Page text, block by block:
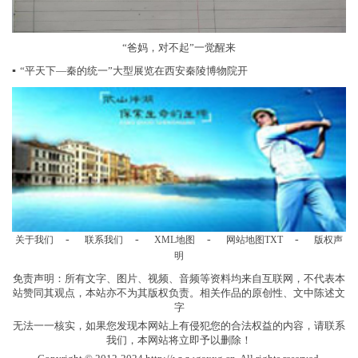
“爸妈，对不起”一觉醒来
▪ “平天下—秦的统一”大型展览在西安秦陵博物院开
关于我们 - 联系我们 - XML地图 - 网站地图TXT -
版权声
明
免责声明：所有文字、图片、视频、音频等资料均来自互联网，不代表本
站赞同其观点，本站亦不为其版权负责。相关作品的原创性、文中陈述文
字
无法一一核实，如果您发现本网站上有侵犯您的合法权益的内容，请联系
我们，本网站将立即予以删除！